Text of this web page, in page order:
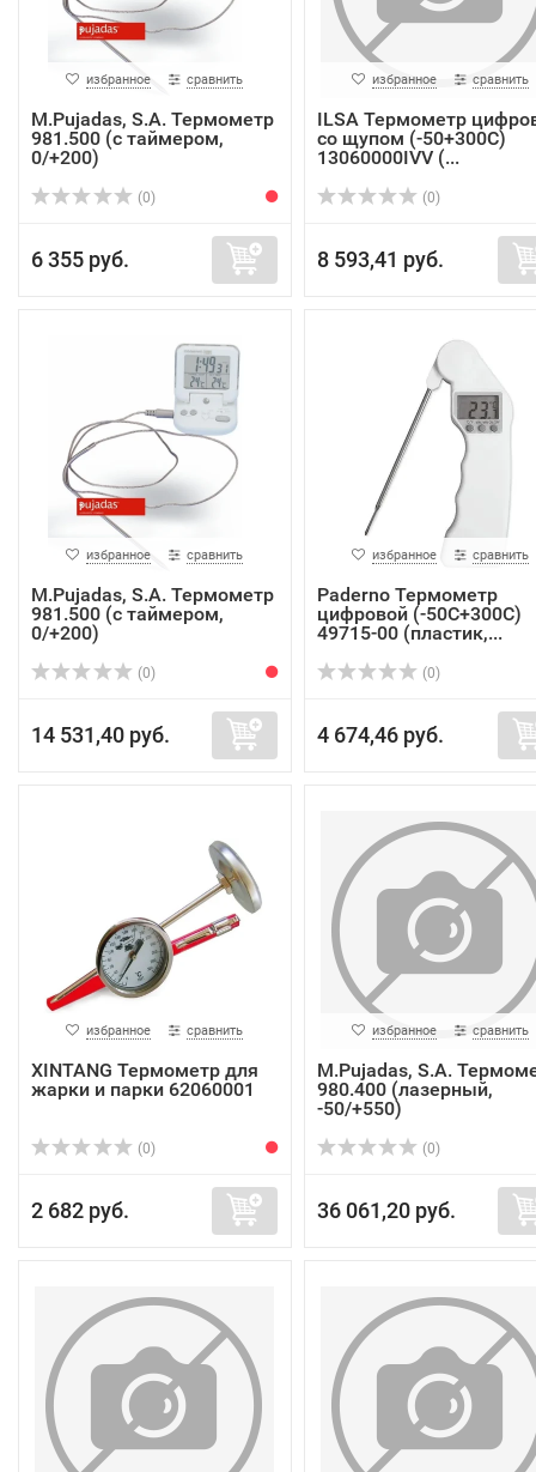
избранное сравнить
M.Pujadas, S.A. Термометр
981.500 (с таймером,
0/+200)
(0)
6 355 руб.
избранное сравнить
ILSA Термометр
со щупом (-50+300С)
13060000IVV (...
(0)
8 593,41 руб.
избранное сравнить
M.Pujadas, S.A. Термометр
981.500 (с таймером,
0/+200)
(0)
14 531,40 руб.
избранное сравнить
Paderno Термометр
цифровой (-50С+300С)
49715-00 (пластик,...
(0)
4 674,46 руб.
избранное сравнить
XINTANG Термометр для
жарки и парки 62060001
(0)
2 682 руб.
избранное сравнить
M.Pujadas, S.A.
980.400 (лазерный,
-50/+550)
(0)
36 061,20 руб.